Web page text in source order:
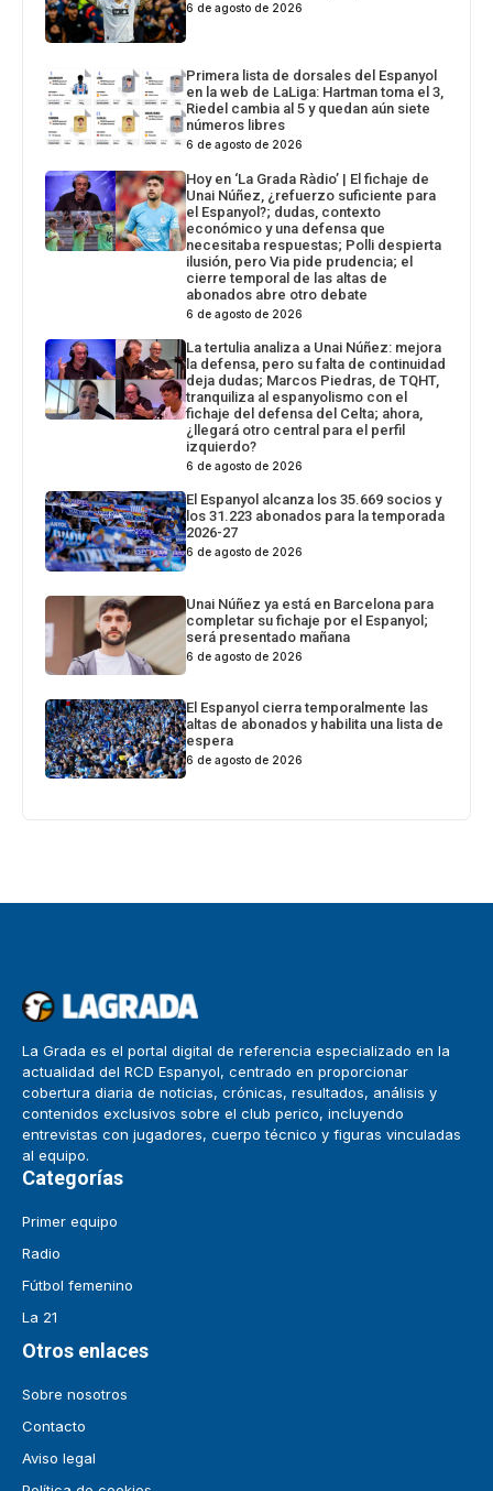
6 de agosto de 2026
Primera lista de dorsales del Espanyol
en la web de LaLiga: Hartman toma el 3,
Riedel cambia al 5 y quedan aún siete
números libres
6 de agosto de 2026
Hoy en ‘La Grada Ràdio’ | El fichaje de
Unai Núñez, ¿refuerzo suficiente para
el Espanyol?; dudas, contexto
económico y una defensa que
necesitaba respuestas; Polli despierta
ilusión, pero Via pide prudencia; el
cierre temporal de las altas de
abonados abre otro debate
6 de agosto de 2026
La tertulia analiza a Unai Núñez: mejora
la defensa, pero su falta de continuidad
deja dudas; Marcos Piedras, de TQHT,
tranquiliza al espanyolismo con el
fichaje del defensa del Celta; ahora,
¿llegará otro central para el perfil
izquierdo?
6 de agosto de 2026
El Espanyol alcanza los 35.669 socios y
los 31.223 abonados para la temporada
2026-27
6 de agosto de 2026
Unai Núñez ya está en Barcelona para
completar su fichaje por el Espanyol;
será presentado mañana
6 de agosto de 2026
El Espanyol cierra temporalmente las
altas de abonados y habilita una lista de
espera
6 de agosto de 2026
La Grada es el portal digital de referencia especializado en la
actualidad del RCD Espanyol, centrado en proporcionar
cobertura diaria de noticias, crónicas, resultados, análisis y
contenidos exclusivos sobre el club perico, incluyendo
entrevistas con jugadores, cuerpo técnico y figuras vinculadas
al equipo.
Categorías
Primer equipo
Radio
Fútbol femenino
La 21
Otros enlaces
Sobre nosotros
Contacto
Aviso legal